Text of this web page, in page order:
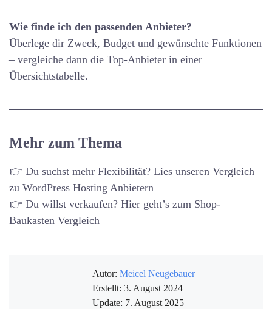
Wie finde ich den passenden Anbieter?
Überlege dir Zweck, Budget und gewünschte Funktionen
– vergleiche dann die Top-Anbieter in einer
Übersichtstabelle.
Mehr zum Thema
👉 Du suchst mehr Flexibilität? Lies unseren Vergleich
zu WordPress Hosting Anbietern
👉 Du willst verkaufen? Hier geht’s zum Shop-
Baukasten Vergleich
Autor:Meicel Neugebauer
Erstellt:3. August 2024
Update: 7. August 2025